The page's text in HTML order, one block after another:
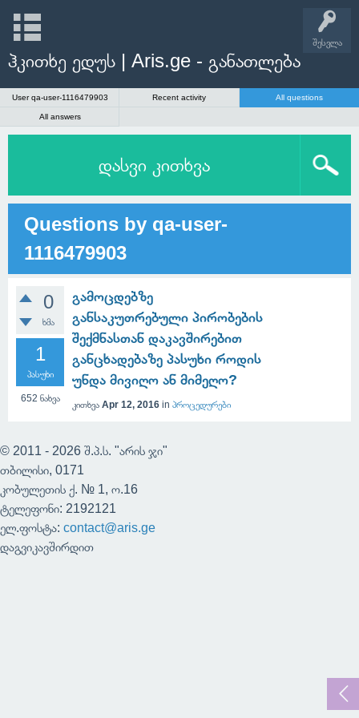
შესვლა
ჰკითხე ედუს | Aris.ge - განათლება
User qa-user-1116479903 Recent activity All questions
All answers
დასვი კითხვა
Questions by qa-user-
1116479903
0
ხმა
1
პასუხი
652 ნახვა
გამოცდებზე
განსაკუთრებული პირობების
შექმნასთან დაკავშირებით
განცხადებაზე პასუხი როდის
უნდა მივიღო ან მიმეღო?
კითხვა Apr 12, 2016 in პროცედურები
© 2011 - 2026 შ.პ.ს. "არის ჯი"
თბილისი, 0171
კობულეთის ქ. № 1, ო.16
ტელეფონი: 2192121
ელ.ფოსტა: contact@aris.ge
დაგვიკავშირდით